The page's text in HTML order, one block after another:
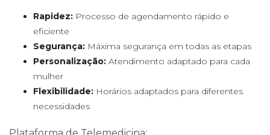
Rapidez: Processo de agendamento rápido e
eficiente
Segurança: Máxima segurança em todas as etapas
Personalização: Atendimento adaptado para cada
mulher
Flexibilidade: Horários adaptados para diferentes
necessidades